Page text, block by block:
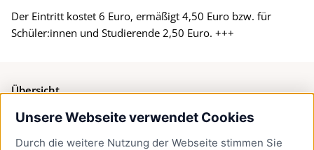
Unsere Webseite verwendet Cookies
Durch die weitere Nutzung der Webseite stimmen Sie
Der Eintritt kostet 6 Euro, ermäßigt 4,50 Euro bzw. für
Schüler:innen und Studierende 2,50 Euro. +++
Übersicht
Bürgerservice
Presse